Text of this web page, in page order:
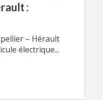
:
– Hérault
électrique...